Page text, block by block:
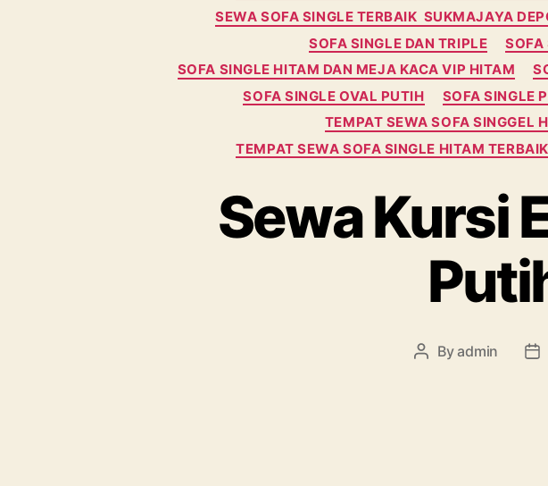
SEWA SOFA SINGLE TERBAIK SUKMAJAYA
SOFA SINGLE DAN TRIPLE
SOFA
SOFA SINGLE HITAM DAN MEJA KACA VIP HITAM
SOFA SINGLE OVAL PUTIH
SOFA SINGLE
TEMPAT SEWA SOFA SINGGEL
TEMPAT SEWA SOFA SINGLE HITAM
Sewa Kursi
Post
Byadmin